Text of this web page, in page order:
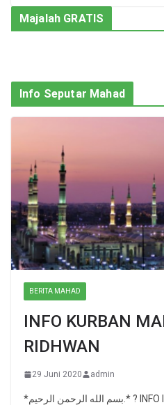
Majalah GRATIS
Info Seputar Mahad
BERITA MAHAD
INFO KURBAN
RIDHWAN
29 Juni 2020 admin
*بسم الله الرحمن الرحيم.* ? INFO IBADAH KURBAN 1441 H